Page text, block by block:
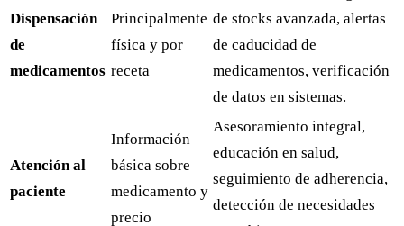
Dispensación
de
medicamentos
Principalmente
física y por
receta
de stocks avanzada, alertas
de caducidad de
medicamentos, verificación
de datos en sistemas.
Atención al
paciente
Información
básica sobre
medicamento y
precio
Asesoramiento integral,
educación en salud,
seguimiento de adherencia,
detección de necesidades